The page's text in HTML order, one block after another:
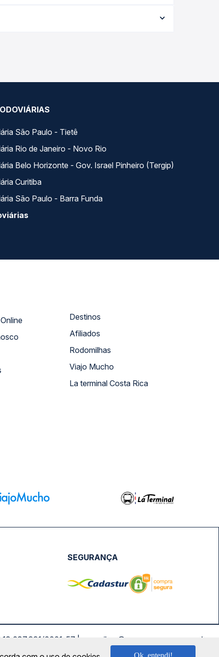
em tempo real e garante a melhor oferta
São Paulo - Tietê
Rio de Janeiro - Novo Rio
Belo Horizonte - Gov. Israel Pinheiro (Tergip)
Curitiba
São Paulo - Barra Funda
Atendimento Online
Destinos
Afiliados
Rodomilhas
Viajo Mucho
La terminal Costa Rica
SEGURANÇA
0001-57 | saconibus@queropassagem.com.br